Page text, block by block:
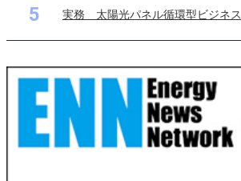
5 実務 太陽光パネル循環型ビジネス